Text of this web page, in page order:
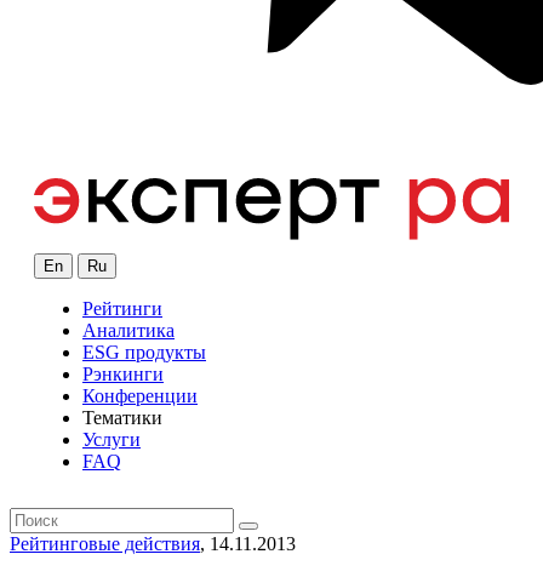
En Ru
Рейтинги
Аналитика
ESG продукты
Рэнкинги
Конференции
Тематики
Услуги
FAQ
Рейтинговые действия, 14.11.2013